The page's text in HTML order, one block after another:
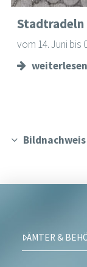
Stadtradeln
vom 14. Juni bis
weiterlesen
Bildnachweis
ÄMTER &